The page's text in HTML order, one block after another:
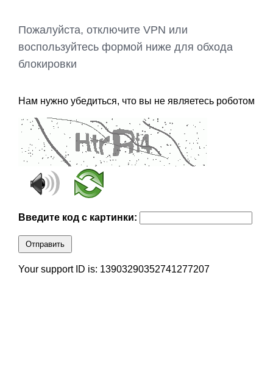
Пожалуйста, отключите VPN или
воспользуйтесь формой ниже для обхода
блокировки
Нам нужно убедиться, что вы не являетесь роботом
Введите код с картинки:
Отправить
Your support ID is: 13903290352741277207